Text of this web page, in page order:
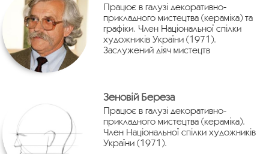
Працює в галузі декоративно-
прикладного мистецтва (кераміка) та
графіки. Член Національної спілки
художників України (1971).
Заслужений діяч мистецтв
Зеновій Береза
Працює в галузі декоративно-
прикладного мистецтва (кераміка).
Член Національної спілки художників
України (1971).